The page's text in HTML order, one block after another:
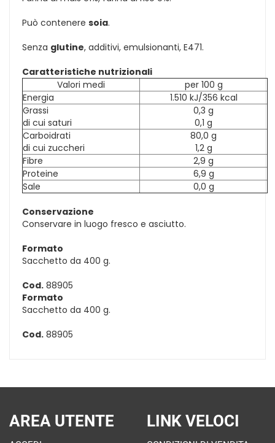
Può contenere soia.
Senza glutine, additivi, emulsionanti, E471.
Caratteristiche nutrizionali
Valori medi
per 100 g
Energia
1.510 kJ/356 kcal
Grassi
di cui saturi
0,3 g
0,1 g
Carboidrati
di cui zuccheri
80,0 g
1,2 g
Fibre
2,9 g
Proteine
6,9 g
Sale
0,0 g
Conservazione
Conservare in luogo fresco e asciutto.
Formato
Sacchetto da 400 g.
Cod. 88905
Formato
Sacchetto da 400 g.
Cod. 88905
AREA UTENTE LINK VELOCI